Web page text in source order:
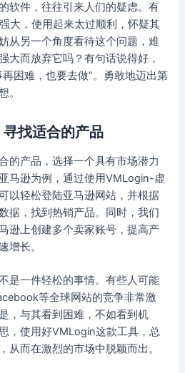
软件，往往引来人们的疑虑。有
大，使用起来太过顺利，怀疑其
从另一个角度看待这个问题，难
大而放弃它吗？有句话说得好，
困难，也要去做”。勇敢地迈出第
。
找适合的产品
的产品，选择一个具有市场潜力
马逊为例，通过使用VMLogin-虚
以轻松登陆亚马逊网站，并根据
据，找到热销产品。同时，我们
逊上创建多个卖家账号，提高产
增长。
是一件轻松的事情。有些人可能
等全球网站的竞争非常激
，与其看到困难，不如看到机
，使用好VMLogin这款工具，总
从而在激烈的市场中脱颖而出。